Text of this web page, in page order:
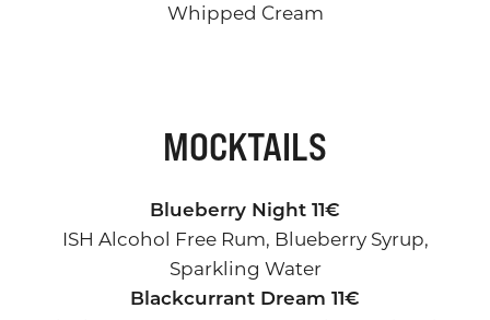
Whipped Cream
MOCKTAILS
Blueberry Night 11€
ISH Alcohol Free Rum, Blueberry Syrup,
Sparkling Water
Blackcurrant Dream 11€